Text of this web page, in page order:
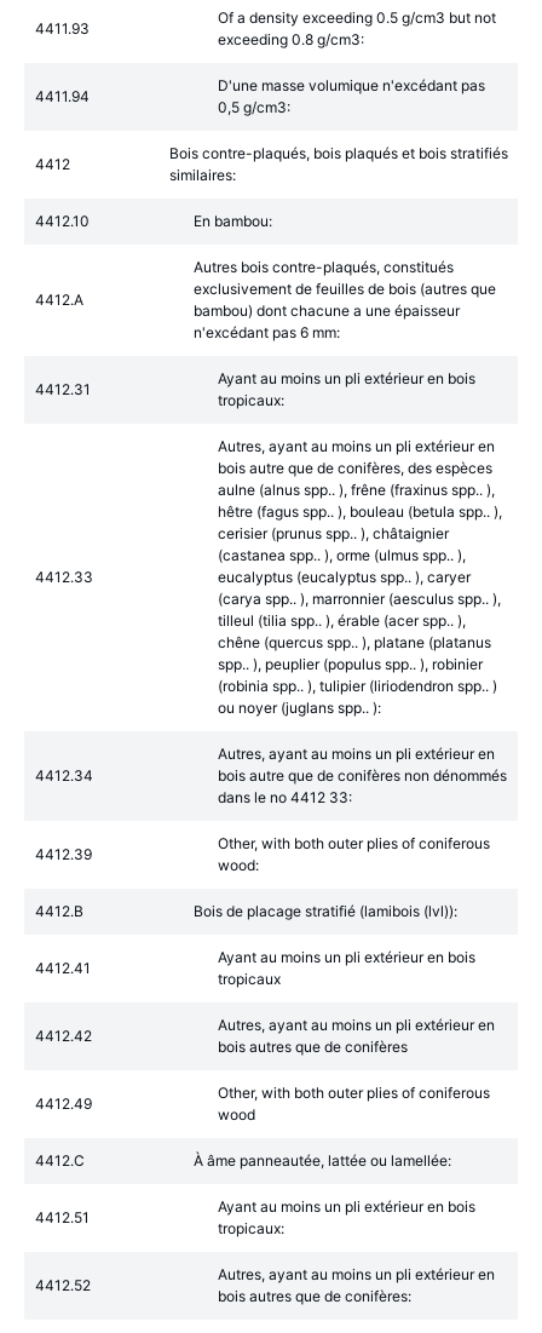
4411.93
Of a density exceeding 0.5 g/cm3 but not
exceeding 0.8 g/cm3:
4411.94
D'une masse volumique n'excédant pas
0,5 g/cm3:
4412
Bois contre-plaqués, bois plaqués et bois stratifiés
similaires:
4412.10 En bambou:
4412.A
Autres bois contre-plaqués, constitués
exclusivement de feuilles de bois (autres que
bambou) dont chacune a une épaisseur
n'excédant pas 6 mm:
4412.31
Ayant au moins un pli extérieur en bois
tropicaux:
4412.33
Autres, ayant au moins un pli extérieur en
bois autre que de conifères, des espèces
aulne (alnus spp.. ), frêne (fraxinus spp.. ),
hêtre (fagus spp.. ), bouleau (betula spp.. ),
cerisier (prunus spp.. ), châtaignier
(castanea spp.. ), orme (ulmus spp.. ),
eucalyptus (eucalyptus spp.. ), caryer
(carya spp.. ), marronnier (aesculus spp.. ),
tilleul (tilia spp.. ), érable (acer spp.. ),
chêne (quercus spp.. ), platane (platanus
spp.. ), peuplier (populus spp.. ), robinier
(robinia spp.. ), tulipier (liriodendron spp.. )
ou noyer (juglans spp.. ):
4412.34
Autres, ayant au moins un pli extérieur en
bois autre que de conifères non dénommés
dans le no 4412 33:
4412.39
Other, with both outer plies of coniferous
wood:
4412.B Bois de placage stratifié (lamibois (lvl)):
4412.41
Ayant au moins un pli extérieur en bois
tropicaux
4412.42
Autres, ayant au moins un pli extérieur en
bois autres que de conifères
4412.49
Other, with both outer plies of coniferous
wood
4412.C À âme panneautée, lattée ou lamellée:
4412.51
Ayant au moins un pli extérieur en bois
tropicaux:
4412.52
Autres, ayant au moins un pli extérieur en
bois autres que de conifères: